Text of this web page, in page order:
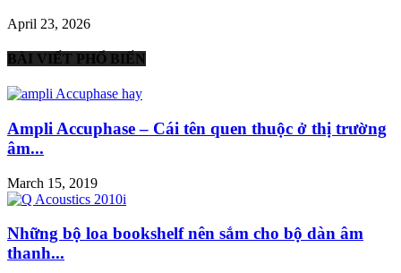
April 23, 2026
BÀI VIẾT PHỔ BIẾN
Ampli Accuphase – Cái tên quen thuộc ở thị trường
âm...
March 15, 2019
Những bộ loa bookshelf nên sắm cho bộ dàn âm
thanh...